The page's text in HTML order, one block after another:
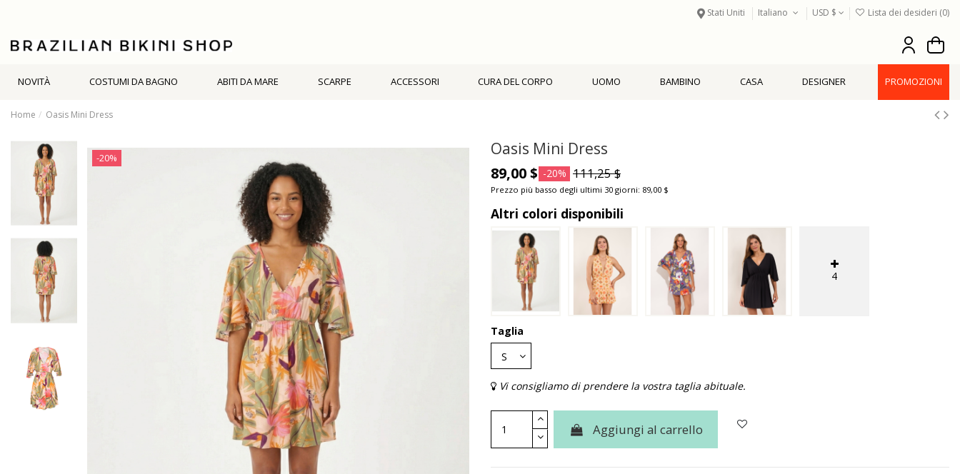
Stati Uniti Italiano USD $ Lista dei desideri (0)
NOVITÀ COSTUMI DA BAGNO ABITI DA MARE SCARPE ACCESSORI CURA DEL CORPO UOMO BAMBINO CASA DESIGNER PROMOZIONI
Home Oasis Mini Dress
-20% Oasis Mini Dress
89,00 $ -20% 111,25 $
Prezzo più basso degli ultimi 30 giorni: 89,00 $
Altri colori disponibili
4
Taglia
Vi consigliamo di prendere la vostra taglia abituale.
Aggiungi al carrello